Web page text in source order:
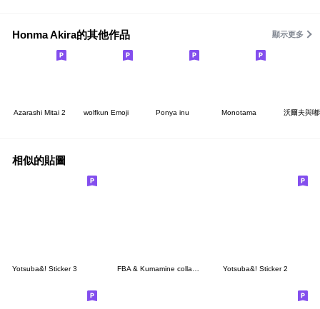
Honma Akira的其他作品 顯示更多
Azarashi Mitai 2 wolfkun Emoji Ponya inu Monotama 沃爾夫與
相似的貼圖
Yotsuba&! Sticker 3 FBA & Kumamine collab Sticker Yotsuba&! Sticker 2